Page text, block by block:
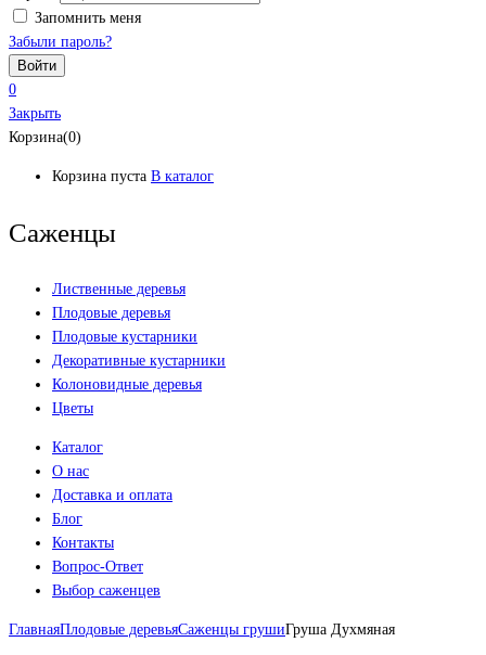
Запомнить меня
Забыли пароль?
0
Закрыть
Корзина(0)
Корзина пуста В каталог
Саженцы
Лиственные деревья
Плодовые деревья
Плодовые кустарники
Декоративные кустарники
Колоновидные деревья
Цветы
Каталог
О нас
Доставка и оплата
Блог
Контакты
Вопрос-Ответ
Выбор саженцев
ГлавнаяПлодовые деревьяСаженцы грушиГруша Духмяная